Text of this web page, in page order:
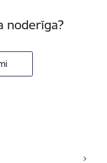
noderīga?